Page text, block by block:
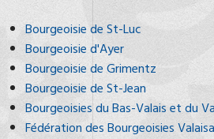
Bourgeoisie de St-Luc
Bourgeoisie d'Ayer
Bourgeoisie de Grimentz
Bourgeoisie de St-Jean
Bourgeoisies du Bas-Valais et du
Fédération des Bourgeoisies